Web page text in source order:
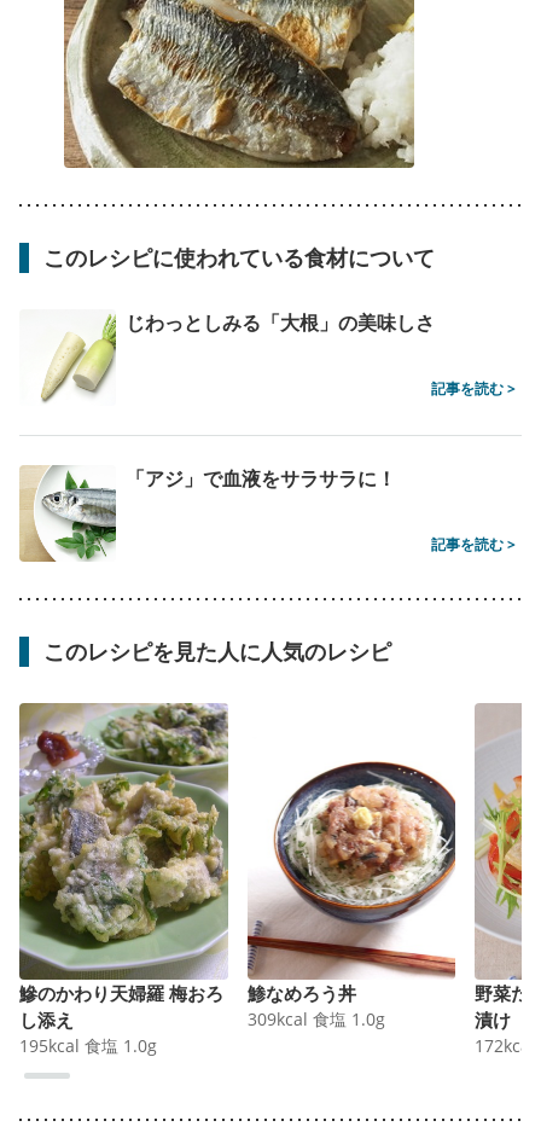
このレシピに使われている食材について
じわっとしみる「大根」の美味しさ
記事を読む >
「アジ」で血液をサラサラに！
記事を読む >
このレシピを見た人に人気のレシピ
鰺のかわり天婦羅 梅おろ
し添え
195kcal 食塩 1.0g
鯵なめろう丼
309kcal 食塩 1.0g
野菜た
漬け
172kcal